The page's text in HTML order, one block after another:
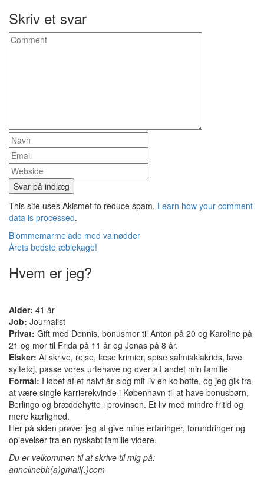
Skriv et svar
This site uses Akismet to reduce spam. Learn how your comment
data is processed.
Indlæg
navigation
Blommemarmelade med valnødder
Årets bedste æblekage!
Hvem er jeg?
Alder: 41 år
Job: Journalist
Privat: Gift med Dennis, bonusmor til Anton på 20 og Karoline på
21 og mor til Frida på 11 år og Jonas på 8 år.
Elsker: At skrive, rejse, læse krimier, spise salmiaklakrids, lave
syltetøj, passe vores urtehave og over alt andet min familie
Formål: I løbet af et halvt år slog mit liv en kolbøtte, og jeg gik fra
at være single karrierekvinde i København til at have bonusbørn,
Berlingo og bræddehytte i provinsen. Et liv med mindre fritid og
mere kærlighed.
Her på siden prøver jeg at give mine erfaringer, forundringer og
oplevelser fra en nyskabt familie videre.
Du er velkommen til at skrive til mig på:
annelinebh(a)gmail(.)com